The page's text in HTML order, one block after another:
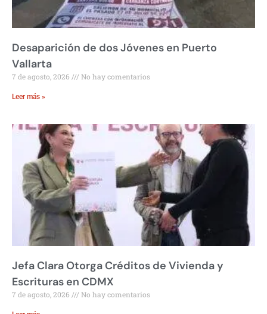
Desaparición de dos Jóvenes en Puerto
Vallarta
7 de agosto, 2026 No hay comentarios
Leer más »
Jefa Clara Otorga Créditos de Vivienda y
Escrituras en CDMX
7 de agosto, 2026 No hay comentarios